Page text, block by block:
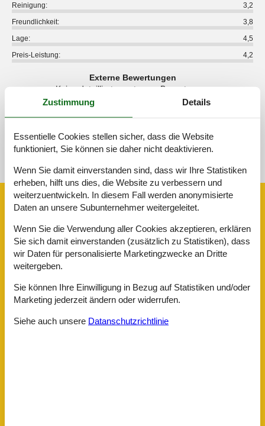
Reinigung:
3,2
Freundlichkeit:
3,8
Lage:
4,5
Preis-Leistung:
4,2
Externe Bewertungen
Keine detaillierten externen Bewertungen
Siehe Häuser nebenan
Sonnenstand über dem gewählten Objekt 😎
Ausstattung
Aktivität einrichtungen
Klettern
Radfahren
Höhe über dem Meeresspiegel
340 m
Zum (Kur-)Park/Wald
Zum Bahnhof
Zustimmung Details
Essentielle Cookies stellen sicher, dass die Website
funktioniert, Sie können sie daher nicht deaktivieren.
Wenn Sie damit einverstanden sind, dass wir Ihre Statistiken
erheben, hilft uns dies, die Website zu verbessern und
weiterzuentwickeln. In diesem Fall werden anonymisierte
Daten an unsere Subunternehmer weitergeleitet.
Wenn Sie die Verwendung aller Cookies akzeptieren, erklären
Sie sich damit einverstanden (zusätzlich zu Statistiken), dass
wir Daten für personalisierte Marketingzwecke an Dritte
weitergeben.
Sie können Ihre Einwilligung in Bezug auf Statistiken und/oder
Marketing jederzeit ändern oder widerrufen.
Siehe auch unsere Datanschutzrichtlinie